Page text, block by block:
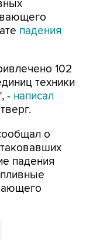
падения
102
техники
- написал
о
падения